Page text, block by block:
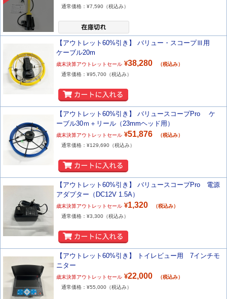
通常価格：¥7,590 （税込み）
【アウトレット60%引き】 バリュー・スコープⅢ用
ケーブル20m
歳末決算アウトレットセール ¥38,280
（税込み）
通常価格：¥95,700 （税込み）
【アウトレット60%引き】 バリュースコープPro ケ
ーブル30ｍ＋リール（23mmヘッド用）
歳末決算アウトレットセール ¥51,876
（税込み）
通常価格：¥129,690 （税込み）
【アウトレット60%引き】 バリュースコープPro 電源
アダプター（DC12V 1.5A）
歳末決算アウトレットセール ¥1,320
（税込み）
通常価格：¥3,300 （税込み）
【アウトレット60%引き】 トイレビュー用 7インチモ
ニター
歳末決算アウトレットセール ¥22,000
（税込み）
通常価格：¥55,000 （税込み）